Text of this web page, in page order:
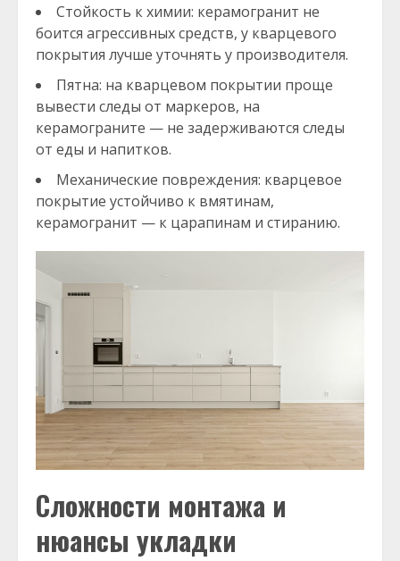
Стойкость к химии: керамогранит не
боится агрессивных средств, у кварцевого
покрытия лучше уточнять у производителя.
Пятна: на кварцевом покрытии проще
вывести следы от маркеров, на
керамограните — не задерживаются следы
от еды и напитков.
Механические повреждения: кварцевое
покрытие устойчиво к вмятинам,
керамогранит — к царапинам и стиранию.
Сложности монтажа и
нюансы укладки